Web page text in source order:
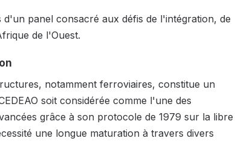
panel consacré aux défis de l'intégration, de
de l'Ouest.
notamment ferroviaires, constitue un
soit considérée comme l'une des
grâce à son protocole de 1979 sur la libre
une longue maturation à travers divers